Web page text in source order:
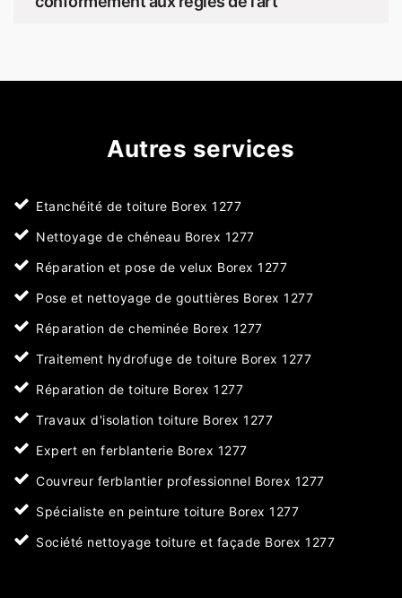
Autres services
Etanchéité de toiture Borex 1277
Nettoyage de chéneau Borex 1277
Réparation et pose de velux Borex 1277
Pose et nettoyage de gouttières Borex 1277
Réparation de cheminée Borex 1277
Traitement hydrofuge de toiture Borex 1277
Réparation de toiture Borex 1277
Travaux d'isolation toiture Borex 1277
Expert en ferblanterie Borex 1277
Couvreur ferblantier professionnel Borex 1277
Spécialiste en peinture toiture Borex 1277
Société nettoyage toiture et façade Borex 1277